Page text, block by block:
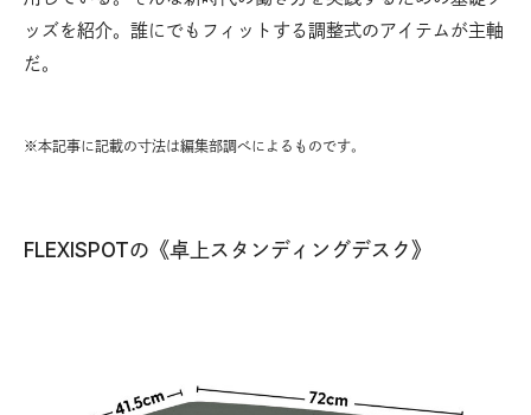
ッズを紹介。誰にでもフィットする調整式のアイテムが主軸
だ。
※本記事に記載の寸法は編集部調べによるものです。
FLEXISPOTの《卓上スタンディングデスク》